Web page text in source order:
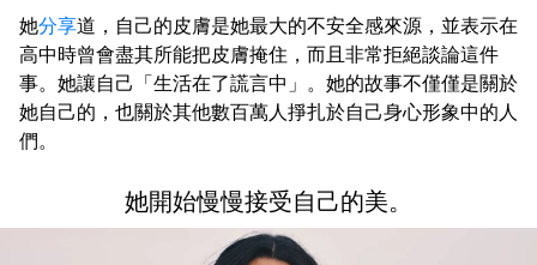
她分享道，自己的皮膚是她最大的不安全感來源，並表示在
高中時曾會盡其所能把皮膚掩住，而且非常拒絕談論這件
事。她讓自己「生活在了謊言中」。她的故事不僅僅是關於
她自己的，也關於其他數百萬人掙扎於自己身心形象中的人
們。
她開始慢慢接受自己的美。